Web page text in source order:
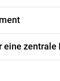
eine